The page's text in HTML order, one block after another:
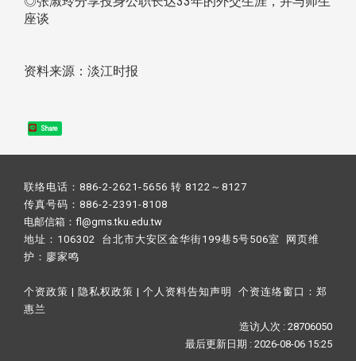
座谈
资料来源：淡江时报
Share
联络电话：886-2-2621-5656 转 8122～8127
传真号码：886-2-2391-8108
电邮信箱：fl@gms.tku.edu.tw
地址：106302 台北市大安区金华街199巷5号506室 网页维
护： 廖家鸣​
个资政策 | 隐私权政策 | 个人资料告知声明 个资连络窗口： 郑
惠兰
造访人次 : 28706050
最后更新日期 :2026-08-06 15:25